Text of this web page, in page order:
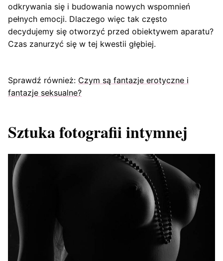
odkrywania się i budowania nowych wspomnień
pełnych emocji. Dlaczego więc tak często
decydujemy się otworzyć przed obiektywem aparatu?
Czas zanurzyć się w tej kwestii głębiej.
Sprawdź również: Czym są fantazje erotyczne i
fantazje seksualne?
Sztuka fotografii intymnej